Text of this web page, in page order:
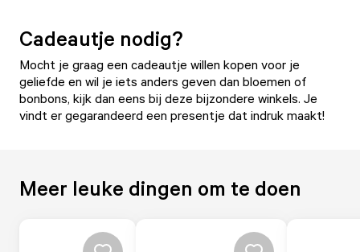
Cadeautje nodig?
Mocht je graag een cadeautje willen kopen voor je
geliefde en wil je iets anders geven dan bloemen of
bonbons, kijk dan eens bij deze bijzondere winkels. Je
vindt er gegarandeerd een presentje dat indruk maakt!
Meer leuke dingen om te doen